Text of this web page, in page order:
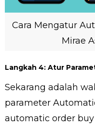
Cara Mengatur
Mirae
Langkah 4: Atur
Sekarang adalah
parameter
automatic order